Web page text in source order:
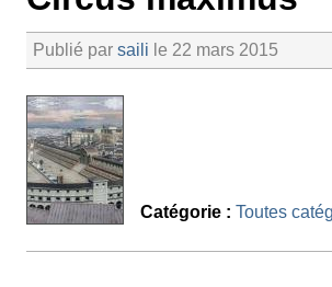
Publié par saili le 22 mars 2015
Catégorie : Toutes